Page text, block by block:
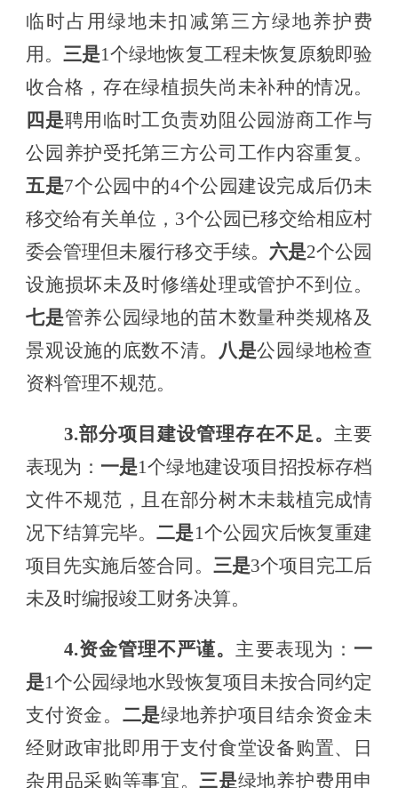
临时占用绿地未扣减第三方绿地养护费
用。三是1个绿地恢复工程未恢复原貌即验
收合格 ，存在绿植损失尚未补种的情况。
四是聘用临时工负责劝阻公园游商工作与
公园养护受托第三方公司工作内容重复。
五是7个公园中的4个公园建设完成后仍未
移交给有关单位， 3个公园已移交给相应村
委会管理但未履行移交手续。 六是2个公园
设施损坏未及时修缮处理或管护不到位。
七是管养公园绿地的苗木数量种类规格及
景观设施的底数不清。 八是公园绿地检查
资料管理不规范。
3.部分项目建设管理存在不足。 主要
表现为： 一是1个绿地建设项目招投标存档
文件不规范 ，且 在部分树木未栽植完成情
况下结算完毕。二是1个公园灾后恢复重建
项目先实施后签合同 。 三是3个项目 完工后
未及时编报竣工财务决算。
4.资金管理不严谨。 主要表现为： 一
是1个公园绿地水毁恢复项目未按合同约定
支付资金。 二是绿地养护项目结余资金未
经财政审批即用于支付食堂设备购置、日
杂用品采购等事宜。三是绿地养护费用申